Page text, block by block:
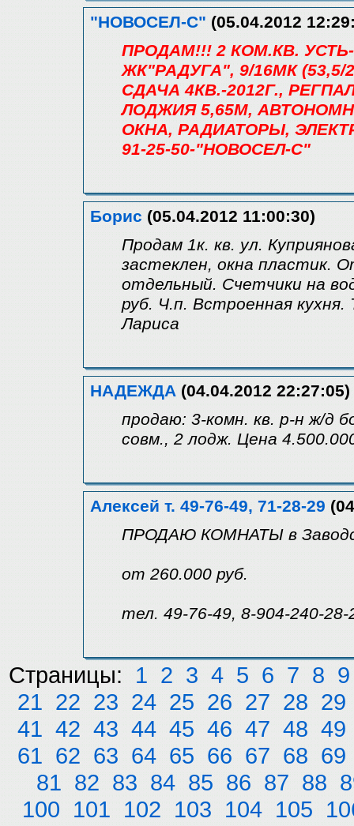
"НОВОСЕЛ-С" (05.04.2012
ПРОДАМ!!! 2 КОМ.КВ.
ЖК"РАДУГА", 9/16МК (53,5/
СДАЧА 4КВ.-2012Г.,
ЛОДЖИЯ 5,65М,
ОКНА, РАДИАТОРЫ,
91-25-50-"НОВОСЕЛ-С"
Борис (05.04.2012 11:00:30)
Продам 1к. кв. ул.
застеклен, окна пластик.
отдельный. Счетчики на
руб. Ч.п. Встроенная кухня.
Лариса
НАДЕЖДА (04.04.2012 22:27:05)
продаю: 3-комн. кв. р-н ж/д
совм., 2 лодж. Цена
Алексей т. 49-76-49, 71-28-29
ПРОДАЮ КОМНАТЫ в
от 260.000 руб.
тел. 49-76-49, 8-904-240-28-
Страницы: 1 2 3 4 5 6 7 8 9
21 22 23 24 25 26 27 28 29
41 42 43 44 45 46 47 48 49
61 62 63 64 65 66 67 68 69
81 82 83 84 85 86 87 88
100 101 102 103 104 105